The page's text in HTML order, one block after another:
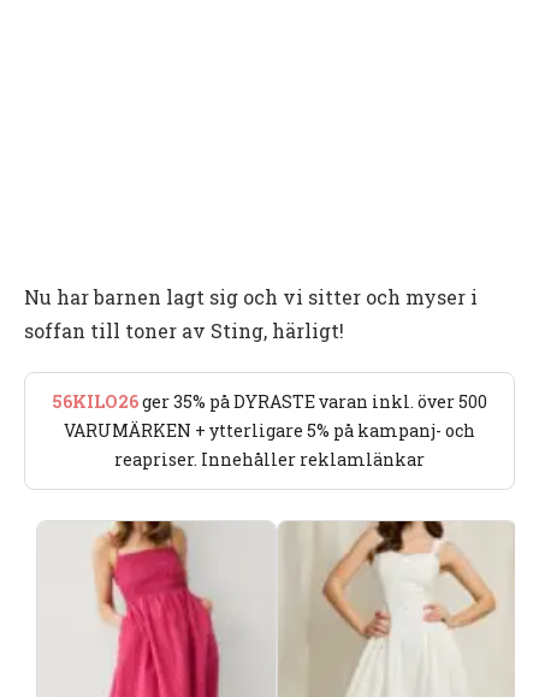
Nu har barnen lagt sig och vi sitter och myser i
soffan till toner av Sting, härligt!
56KILO26ger 35% på DYRASTE varan inkl. över 500
VARUMÄRKEN + ytterligare 5% på kampanj- och
reapriser. Innehåller reklamlänkar